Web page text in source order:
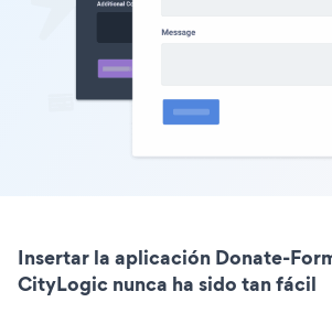
Insertar la aplicación Donate-
CityLogic nunca ha sido tan fácil